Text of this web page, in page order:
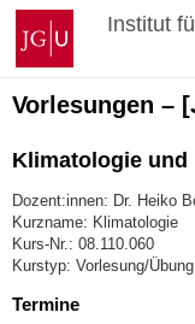
Zum
Inhalt
springen
Johannes
Gutenberg-
Universität
Mainz
Institut
Vorlesungen –
Klimatologie und
Dozent:innen: Dr. Heiko
Kurzname: Klimatologie
Kurs-Nr.: 08.110.060
Kurstyp: Vorlesung/Übung
Termine